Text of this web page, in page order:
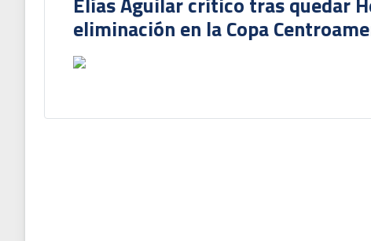
eliminación en la Copa